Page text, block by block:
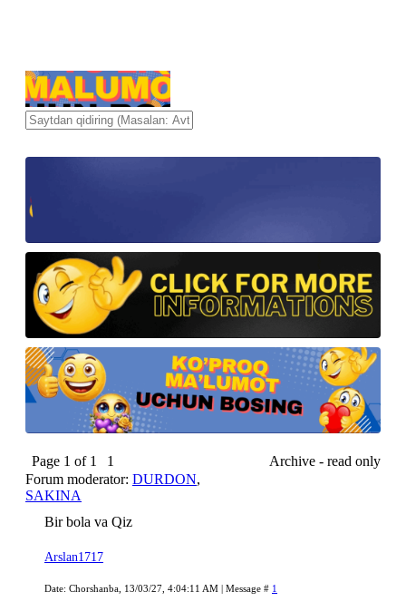
Page 1 of 1 1
Archive - read only
Forum moderator: DURDON,
SAKINA
Bir bola va Qiz
Arslan1717
Date: Chorshanba, 13/03/27, 4:04:11 AM | Message # 1